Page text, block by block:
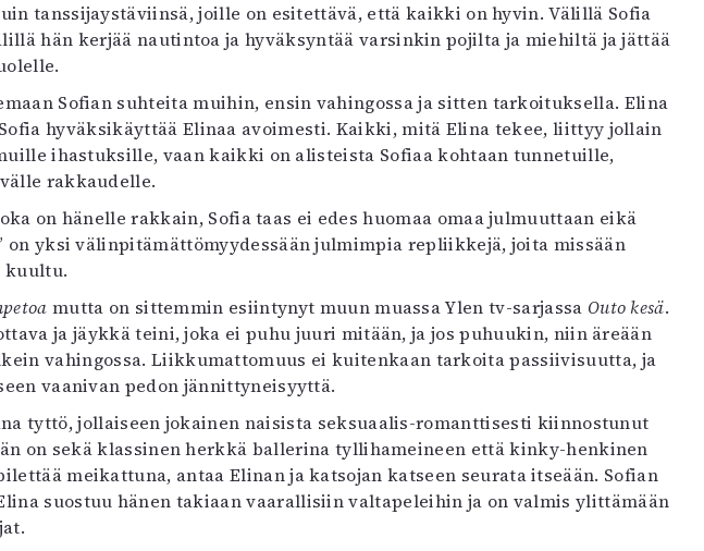
tanssijaystäviinsä, joille on esitettävä, että kaikki on hyvin. Välillä Sofia
hän kerjää nautintoa ja hyväksyntää varsinkin pojilta ja miehiltä ja jättää
Sofian suhteita muihin, ensin vahingossa ja sitten tarkoituksella. Elina
hyväksikäyttää Elinaa avoimesti. Kaikki, mitä Elina tekee, liittyy jollain
ihastuksille, vaan kaikki on alisteista Sofiaa kohtaan tunnetuille,
rakkaudelle.
on hänelle rakkain, Sofia taas ei edes huomaa omaa julmuuttaan eikä
yksi välinpitämättömyydessään julmimpia repliikkejä, joita missään
kuultu.
mutta on sittemmin esiintynyt muun muassa Ylen tv-sarjassa Outo kesä.
ja jäykkä teini, joka ei puhu juuri mitään, ja jos puhuukin, niin äreään
vahingossa. Liikkumattomuus ei kuitenkaan tarkoita passiivisuutta, ja
vaanivan pedon jännittyneisyyttä.
tyttö, jollaiseen jokainen naisista seksuaalis-romanttisesti kiinnostunut
on sekä klassinen herkkä ballerina tyllihameineen että kinky-henkinen
meikattuna, antaa Elinan ja katsojan katseen seurata itseään. Sofian
suostuu hänen takiaan vaarallisiin valtapeleihin ja on valmis ylittämään